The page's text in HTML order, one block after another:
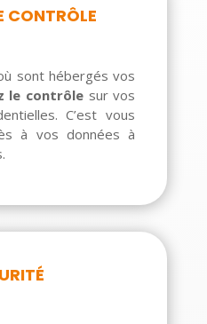
CONTRÔLE
sont hébergés vos
le contrôle sur vos
C’est vous
à vos données à